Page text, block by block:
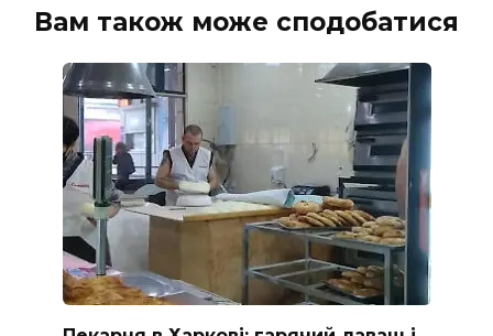
Вам також може сподобатися